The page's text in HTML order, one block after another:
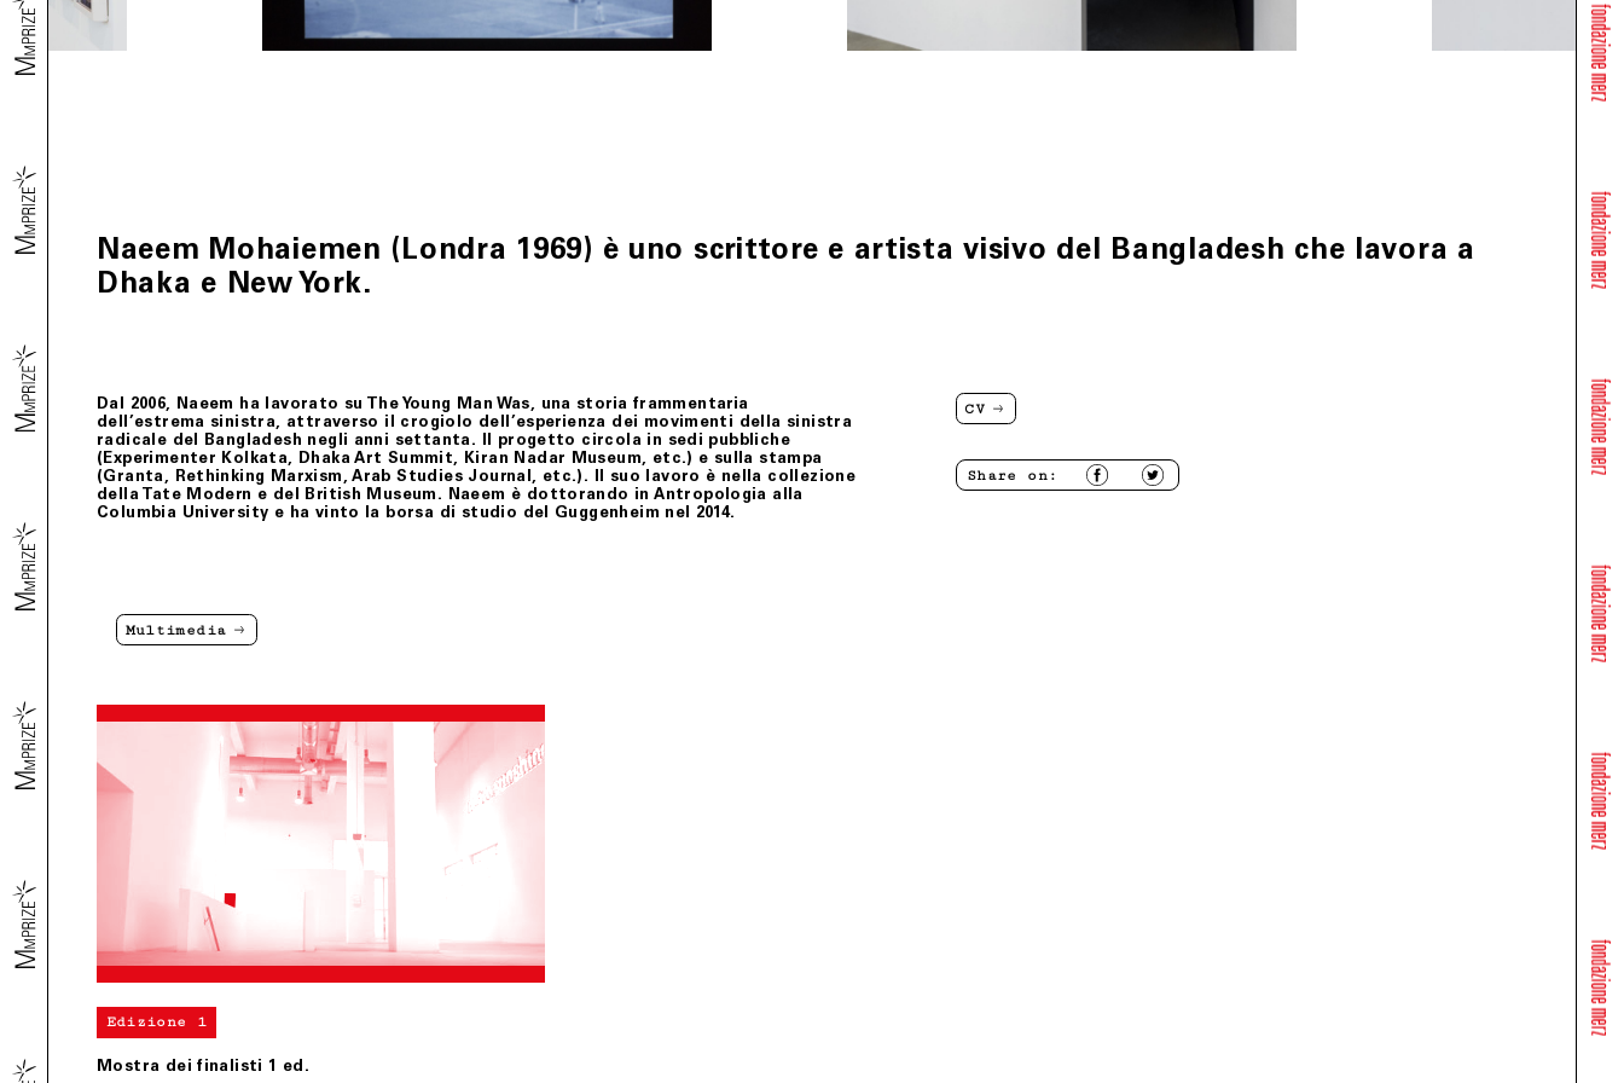
Naeem Mohaiemen (Londra 1969) è uno scrittore e artista visivo del Bangladesh che lavora a
Dhaka e New York.
Dal 2006, Naeem ha lavorato su The Young Man Was, una storia frammentaria
dell’estrema sinistra, attraverso il crogiolo dell’esperienza dei movimenti della sinistra
radicale del Bangladesh negli anni settanta. Il progetto circola in sedi pubbliche
(Experimenter Kolkata, Dhaka Art Summit, Kiran Nadar Museum, etc.) e sulla stampa
(Granta, Rethinking Marxism, Arab Studies Journal, etc.). Il suo lavoro è nella collezione
della Tate Modern e del British Museum. Naeem è dottorando in Antropologia alla
Columbia University e ha vinto la borsa di studio del Guggenheim nel 2014.
CV
Share on:
Multimedia
Edizione 1
Mostra dei finalisti 1 ed.